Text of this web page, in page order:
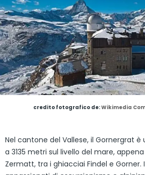
credito fotografico de:Wikimedia
Nel cantone del Vallese, il Gornergrat
a 3135 metri sul livello del mare,
Zermatt, tra i ghiacciai Findel e Gorner.